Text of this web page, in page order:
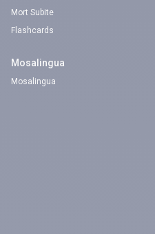
Mort Subite
Flashcards
Mosalingua
Mosalingua